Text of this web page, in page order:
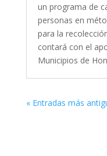
un programa de
personas en
para la
contará con el
Municipios de
« Entradas más